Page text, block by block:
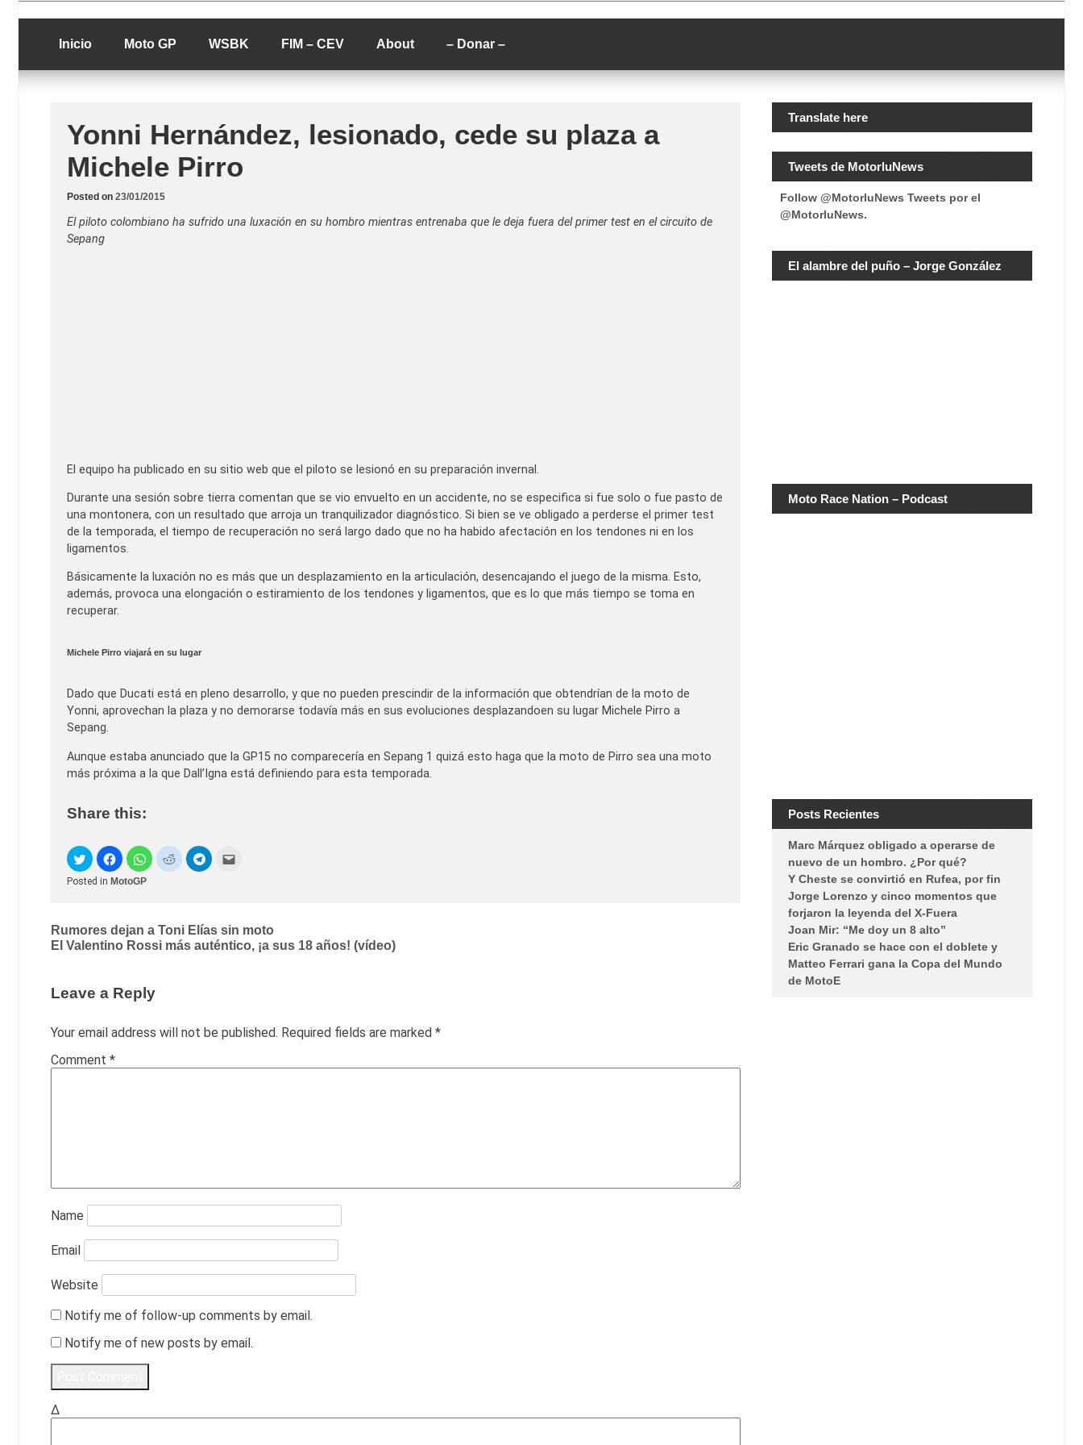
to
contentLucio Lopez GP
luciolopezgp
Inicio Moto GP WSBK FIM – CEV About – Donar –
Yonni Hernández, lesionado, cede su plaza a
Michele Pirro
Posted on 23/01/2015
El piloto colombiano ha sufrido una luxación en su hombro mientras entrenaba que le deja fuera del primer test en el circuito de
Sepang
El equipo ha publicado en su sitio web que el piloto se lesionó en su preparación invernal.
Durante una sesión sobre tierra comentan que se vio envuelto en un accidente, no se especifica si fue solo o fue pasto de
una montonera, con un resultado que arroja un tranquilizador diagnóstico. Si bien se ve obligado a perderse el primer test
de la temporada, el tiempo de recuperación no será largo dado que no ha habido afectación en los tendones ni en los
ligamentos.
Básicamente la luxación no es más que un desplazamiento en la articulación, desencajando el juego de la misma. Esto,
además, provoca una elongación o estiramiento de los tendones y ligamentos, que es lo que más tiempo se toma en
recuperar.
Michele Pirro viajará en su lugar
Dado que Ducati está en pleno desarrollo, y que no pueden prescindir de la información que obtendrían de la moto de
Yonni, aprovechan la plaza y no demorarse todavía más en sus evoluciones desplazandoen su lugar Michele Pirro a
Sepang.
Aunque estaba anunciado que la GP15 no comparecería en Sepang 1 quizá esto haga que la moto de Pirro sea una moto
más próxima a la que Dall’Igna está definiendo para esta temporada.
Share this:
Posted in MotoGP
Post
navigation
Rumores dejan a Toni Elías sin moto
El Valentino Rossi más auténtico, ¡a sus 18 años! (vídeo)
Leave a Reply
Your email address will not be published. Required fields are marked *
Comment *
Name
Email
Website
Notify me of follow-up comments by email.
Notify me of new posts by email.
Δ
Translate here
Tweets de MotorluNews
Follow @MotorluNews Tweets por el
@MotorluNews.
El alambre del puño – Jorge González
Moto Race Nation – Podcast
Posts Recientes
Marc Márquez obligado a operarse de
nuevo de un hombro. ¿Por qué?
Y Cheste se convirtió en Rufea, por fin
Jorge Lorenzo y cinco momentos que
forjaron la leyenda del X-Fuera
Joan Mir: “Me doy un 8 alto”
Eric Granado se hace con el doblete y
Matteo Ferrari gana la Copa del Mundo
de MotoE